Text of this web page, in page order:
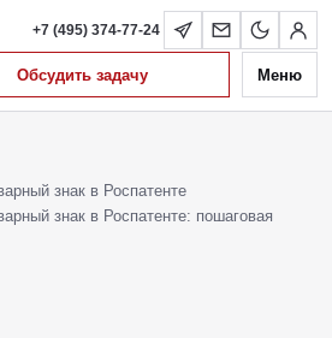
+7 (495) 374-77-24
Обсудить задачу Меню
знак в Роспатенте
знак в Роспатенте: пошаговая